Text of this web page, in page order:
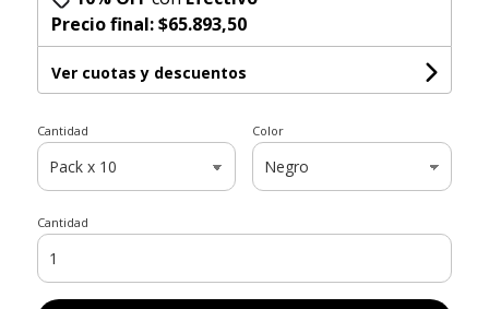
Precio final:$65.893,50
Ver cuotas y descuentos
Cantidad Color
Cantidad